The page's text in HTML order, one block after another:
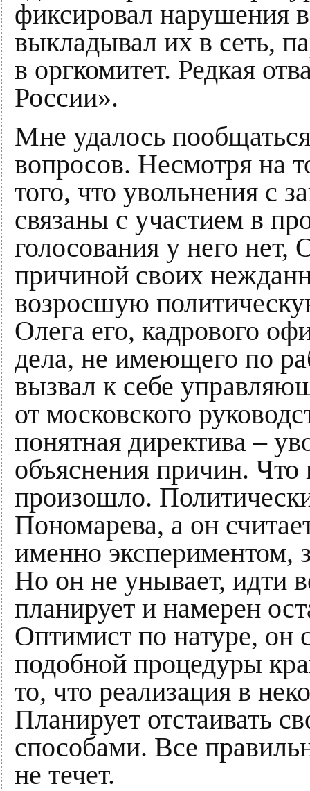
фиксировал нарушения
выкладывал их в сеть,
в оргкомитет. Редкая
России».
Мне удалось
вопросов. Несмотря на
того, что увольнения с
связаны с участием в
голосования у него нет,
причиной своих
возросшую
Олега его, кадрового
дела, не имеющего по
вызвал к себе
от московского
понятная директива –
объяснения причин. Что
произошло.
Пономарева, а он
именно экспериментом,
Но он не унывает, идти
планирует и намерен
Оптимист по натуре, он
подобной процедуры
то, что реализация в
Планирует отстаивать
способами. Все
не течет.